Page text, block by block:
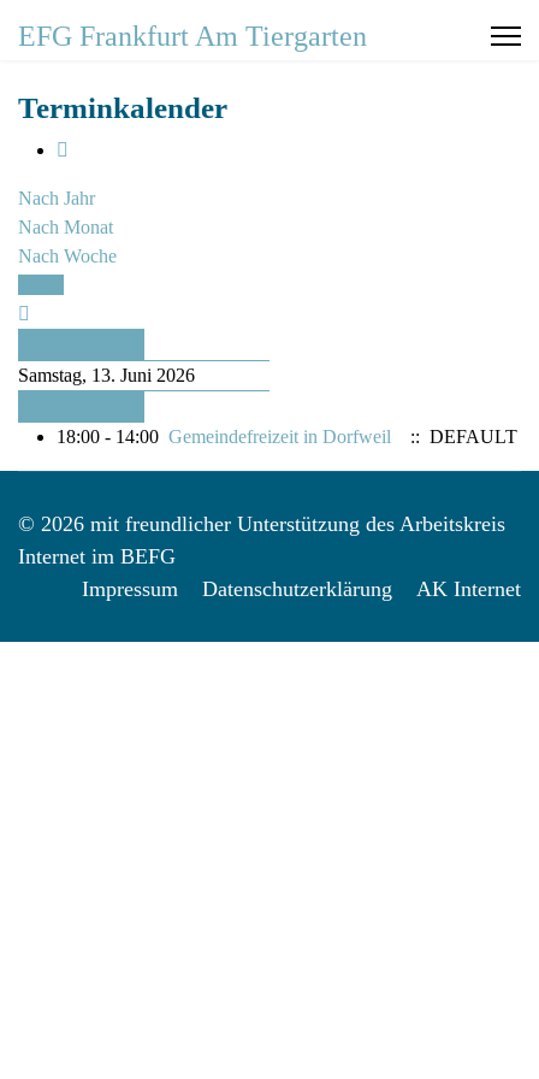
EFG Frankfurt Am Tiergarten
Terminkalender
Nach Jahr
Nach Monat
Nach Woche
Samstag, 13. Juni 2026
18:00 - 14:00 Gemeindefreizeit in Dorfweil :: DEFAULT
© 2026 mit freundlicher Unterstützung des Arbeitskreis
Internet im BEFG
Impressum
Datenschutzerklärung AK Internet